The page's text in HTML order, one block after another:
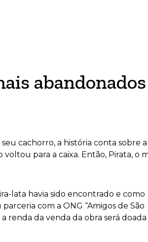
abandonados
cachorro, a história conta sobre
para a caixa. Então, Pirata, o
lata havia sido encontrado e como
com a ONG “Amigos de São
renda da venda da obra será doada